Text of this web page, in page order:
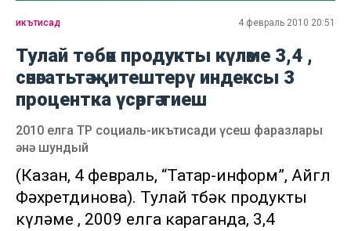
икътисад 4 февраль 2010 20:51
Тулай төбәк продукты күләме 3,4 ,
сәнәгатьтә җитештерү индексы 3
процентка үсәргә тиеш
2010 елга ТР социаль-икътисади үсеш фаразлары
әнә шундый
(Казан, 4 февраль, “Татар-информ”, Айгөл
Фәхретдинова). Тулай төбәк продукты
күләме , 2009 елга караганда, 3,4